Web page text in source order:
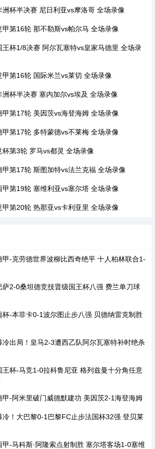
杯半决赛 尼日利亚vs摩洛哥 全场录像
第16轮 那不勒斯vs帕尔马 全场录像
杯1/8决赛 阿尔瓦塞特vs皇家马德里 全场录
第16轮 国际米兰vs莱切 全场录像
杯半决赛 塞内加尔vs埃及 全场录像
第17轮 美因茨vs海登海姆 全场录像
第17轮 多特蒙德vs不莱梅 全场录像
第3轮 罗马vs都灵 全场录像
第17轮 斯图加特vs法兰克福 全场录像
第19轮 塞维利亚vs塞尔塔 全场录像
第20轮 热那亚vs卡利亚里 全场录像
-克劳德世界波柳比西奇绝平 十人柏林联合1-
2-0桑坦德竞技晋级国王杯八强 费兰单刀球
-本菲卡0-1波尔图止步八强 贝德纳雷克制胜
出局！皇马2-3遭西乙队阿尔瓦塞特补时绝杀
杯-马竞1-0拉科鲁尼亚 格列兹曼十分角任意
-阿米里破门威德默建功 美因茨2-1海登海姆
！大巴黎0-1巴黎FC止步法国杯32强 登贝莱
-马科斯·阿隆索点射制胜 塞尔塔客场1-0塞维